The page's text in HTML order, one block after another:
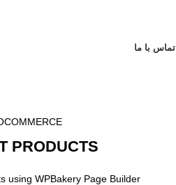
تماس با ما
PRODUCTS
using WPBakery Page Builder